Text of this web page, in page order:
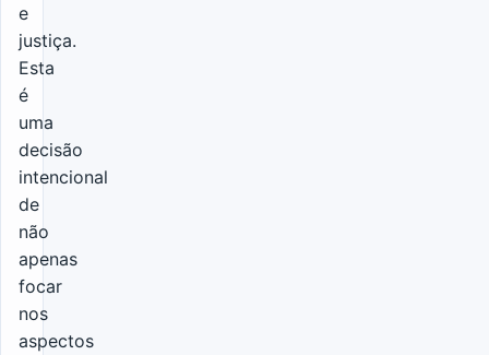
e
justiça.
Esta
é
uma
decisão
intencional
de
não
apenas
focar
nos
aspectos